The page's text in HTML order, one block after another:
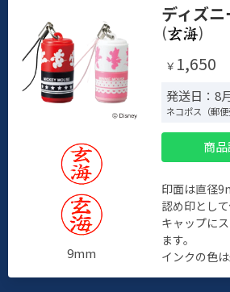
9mm
ディズ
( )
￥ 1,650
発送日：8
ネコポス（郵便
商
印面は直径
認め印として
キャップに
ます。
インクの色は